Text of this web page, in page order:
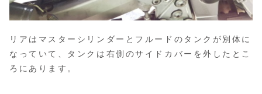
リアはマスターシリンダーとフルードのタンクが別体に
なっていて、タンクは右側のサイドカバーを外したとこ
ろにあります。